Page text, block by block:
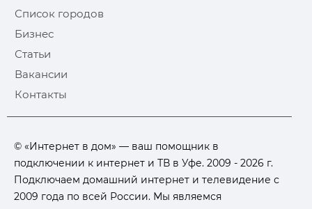
Список городов
Бизнес
Статьи
Вакансии
Контакты
© «Интернет в дом» — ваш помощник в
подключении к интернет и ТВ в Уфе. 2009 - 2026 г.
Подключаем домашний интернет и телевидение с
2009 года по всей России. Мы являемся